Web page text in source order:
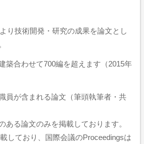
り技術開発・研究の成果を論文とし
築合わせて700編を超えます（2015年
員が含まれる論文（筆頭執筆者・共
ある論文のみを掲載しております。
しており、国際会議のProceedingsは